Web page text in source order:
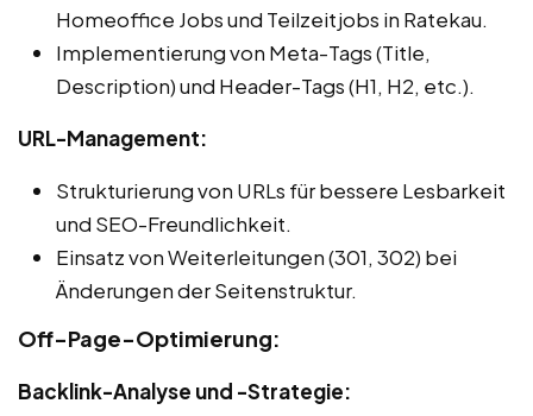
Homeoffice Jobs und Teilzeitjobs in Ratekau.
Implementierung von Meta-Tags (Title,
Description) und Header-Tags (H1, H2, etc.).
URL-Management:
Strukturierung von URLs für bessere Lesbarkeit
und SEO-Freundlichkeit.
Einsatz von Weiterleitungen (301, 302) bei
Änderungen der Seitenstruktur.
Off-Page-Optimierung:
Backlink-Analyse und -Strategie: